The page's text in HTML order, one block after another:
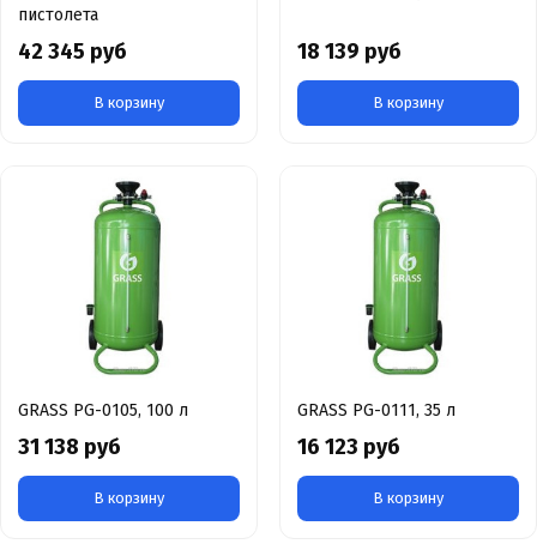
пистолета
42 345 руб
В корзину
18 139 руб
В корзину
GRASS PG-0105, 100 л
31 138 руб
В корзину
GRASS PG-0111, 35 л
16 123 руб
В корзину